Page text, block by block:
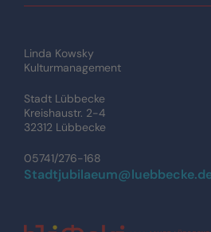
Linda Kowsky
Kulturmanagement
Stadt Lübbecke
Kreishaustr. 2-4
32312 Lübbecke
05741/276-168